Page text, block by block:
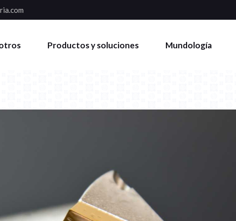
Productos y soluciones Mundología